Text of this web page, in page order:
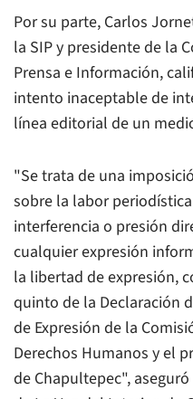
Por su parte, Carlos
la SIP y presidente de la
Prensa e Información,
intento inaceptable de
línea editorial de un
"Se trata de una
sobre la labor
interferencia o presión
cualquier expresión
la libertad de expresión,
quinto de la Declaración
de Expresión de la
Derechos Humanos y el
de Chapultepec",